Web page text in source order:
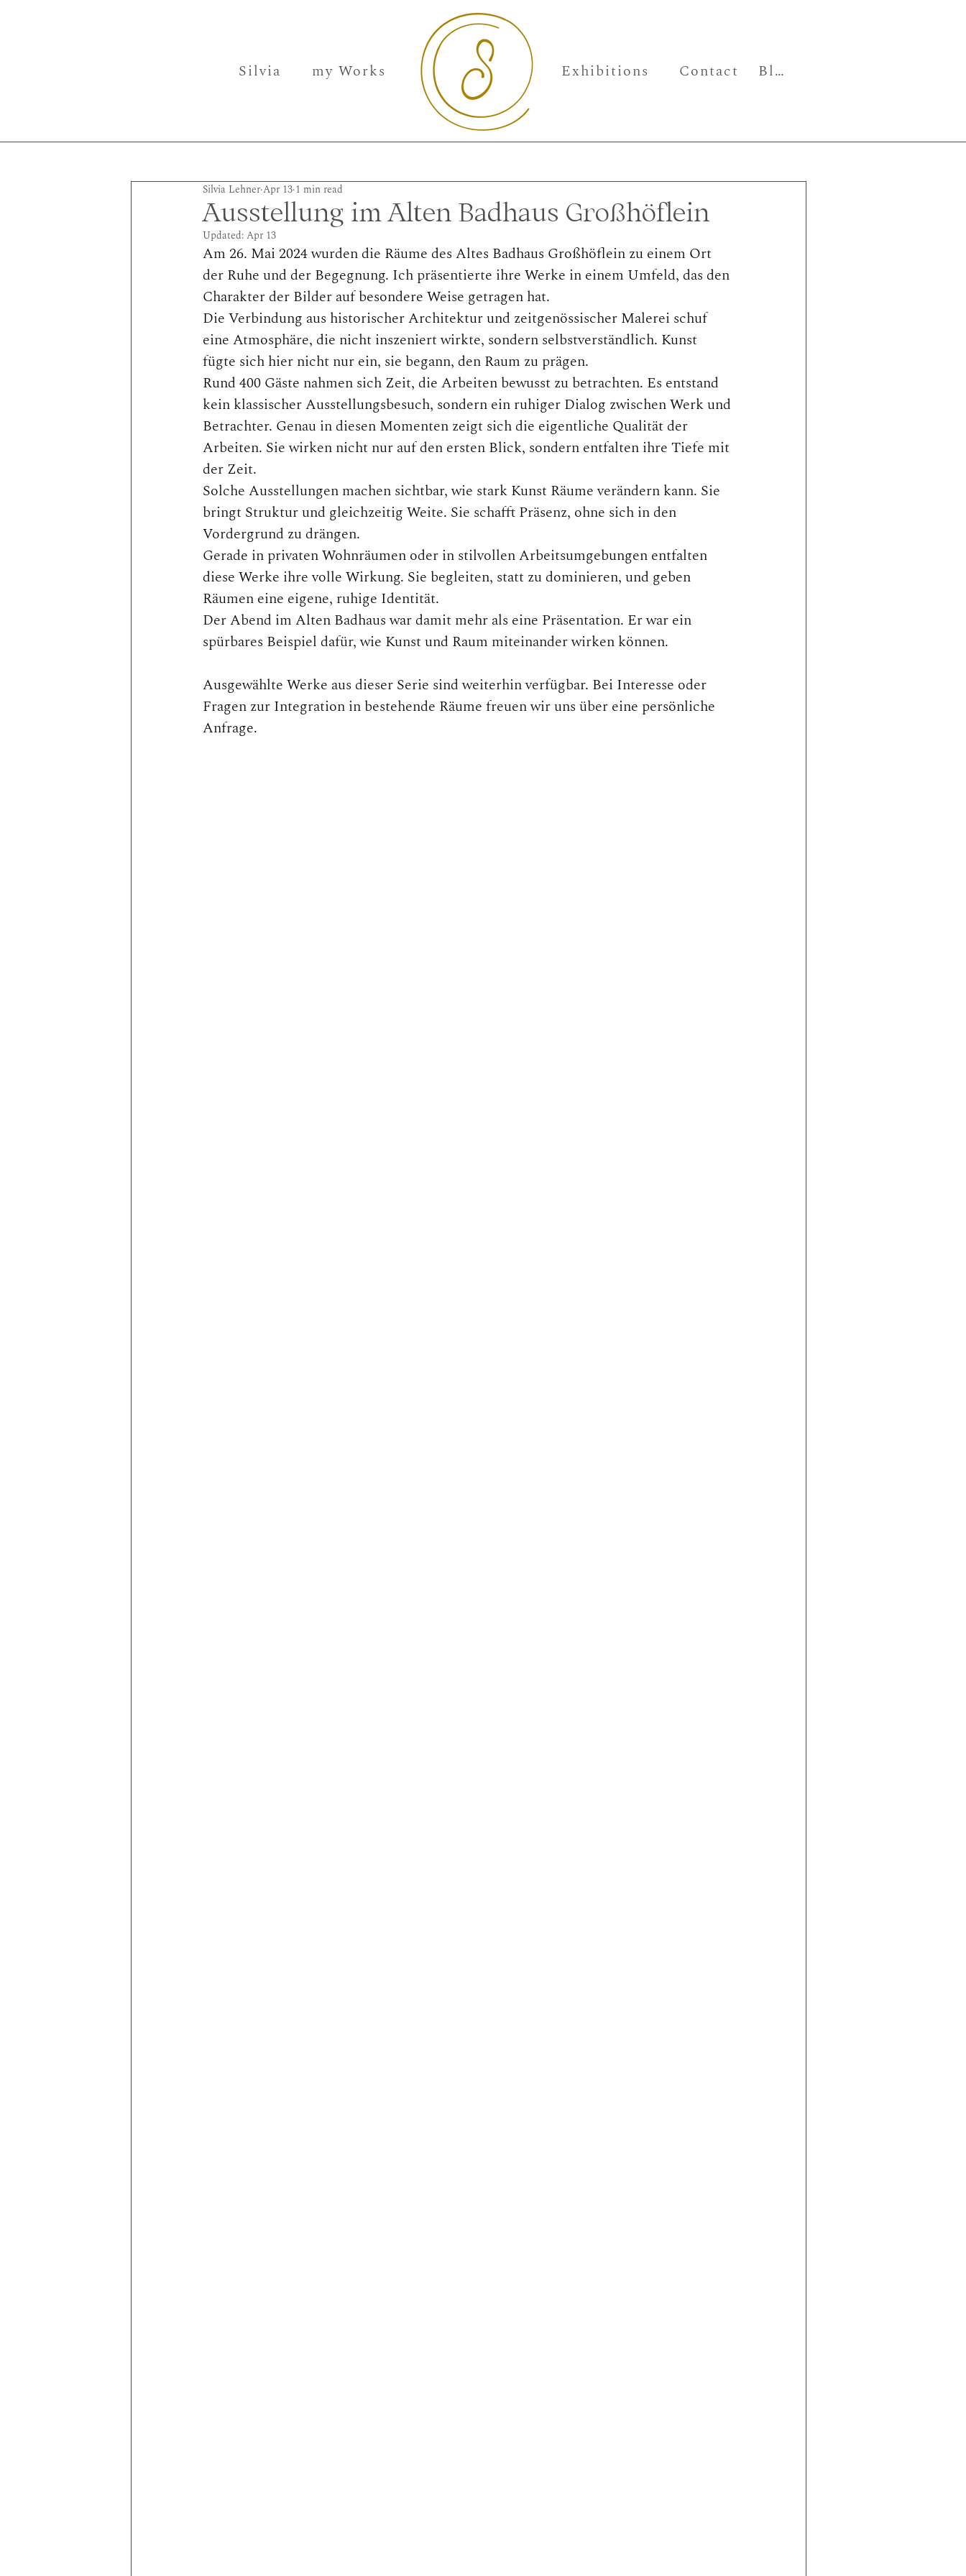
Silvia my Works Exhibitions Contact Blog
Ausstellung im Alten Badhaus Großhöflein
Silvia LehnerApr 13 1 min read
Updated:Apr 13
Am 26. Mai 2024 wurden die Räume des Altes Badhaus Großhöflein zu einem Ort
der Ruhe und der Begegnung. Ich präsentierte ihre Werke in einem Umfeld, das den
Charakter der Bilder auf besondere Weise getragen hat.
Die Verbindung aus historischer Architektur und zeitgenössischer Malerei schuf
eine Atmosphäre, die nicht inszeniert wirkte, sondern selbstverständlich. Kunst
fügte sich hier nicht nur ein, sie begann, den Raum zu prägen.
Rund 400 Gäste nahmen sich Zeit, die Arbeiten bewusst zu betrachten. Es entstand
kein klassischer Ausstellungsbesuch, sondern ein ruhiger Dialog zwischen Werk und
Betrachter. Genau in diesen Momenten zeigt sich die eigentliche Qualität der
Arbeiten. Sie wirken nicht nur auf den ersten Blick, sondern entfalten ihre Tiefe mit
der Zeit.
Solche Ausstellungen machen sichtbar, wie stark Kunst Räume verändern kann. Sie
bringt Struktur und gleichzeitig Weite. Sie schafft Präsenz, ohne sich in den
Vordergrund zu drängen.
Gerade in privaten Wohnräumen oder in stilvollen Arbeitsumgebungen entfalten
diese Werke ihre volle Wirkung. Sie begleiten, statt zu dominieren, und geben
Räumen eine eigene, ruhige Identität.
Der Abend im Alten Badhaus war damit mehr als eine Präsentation. Er war ein
spürbares Beispiel dafür, wie Kunst und Raum miteinander wirken können.
Ausgewählte Werke aus dieser Serie sind weiterhin verfügbar. Bei Interesse oder
Fragen zur Integration in bestehende Räume freuen wir uns über eine persönliche
Anfrage.